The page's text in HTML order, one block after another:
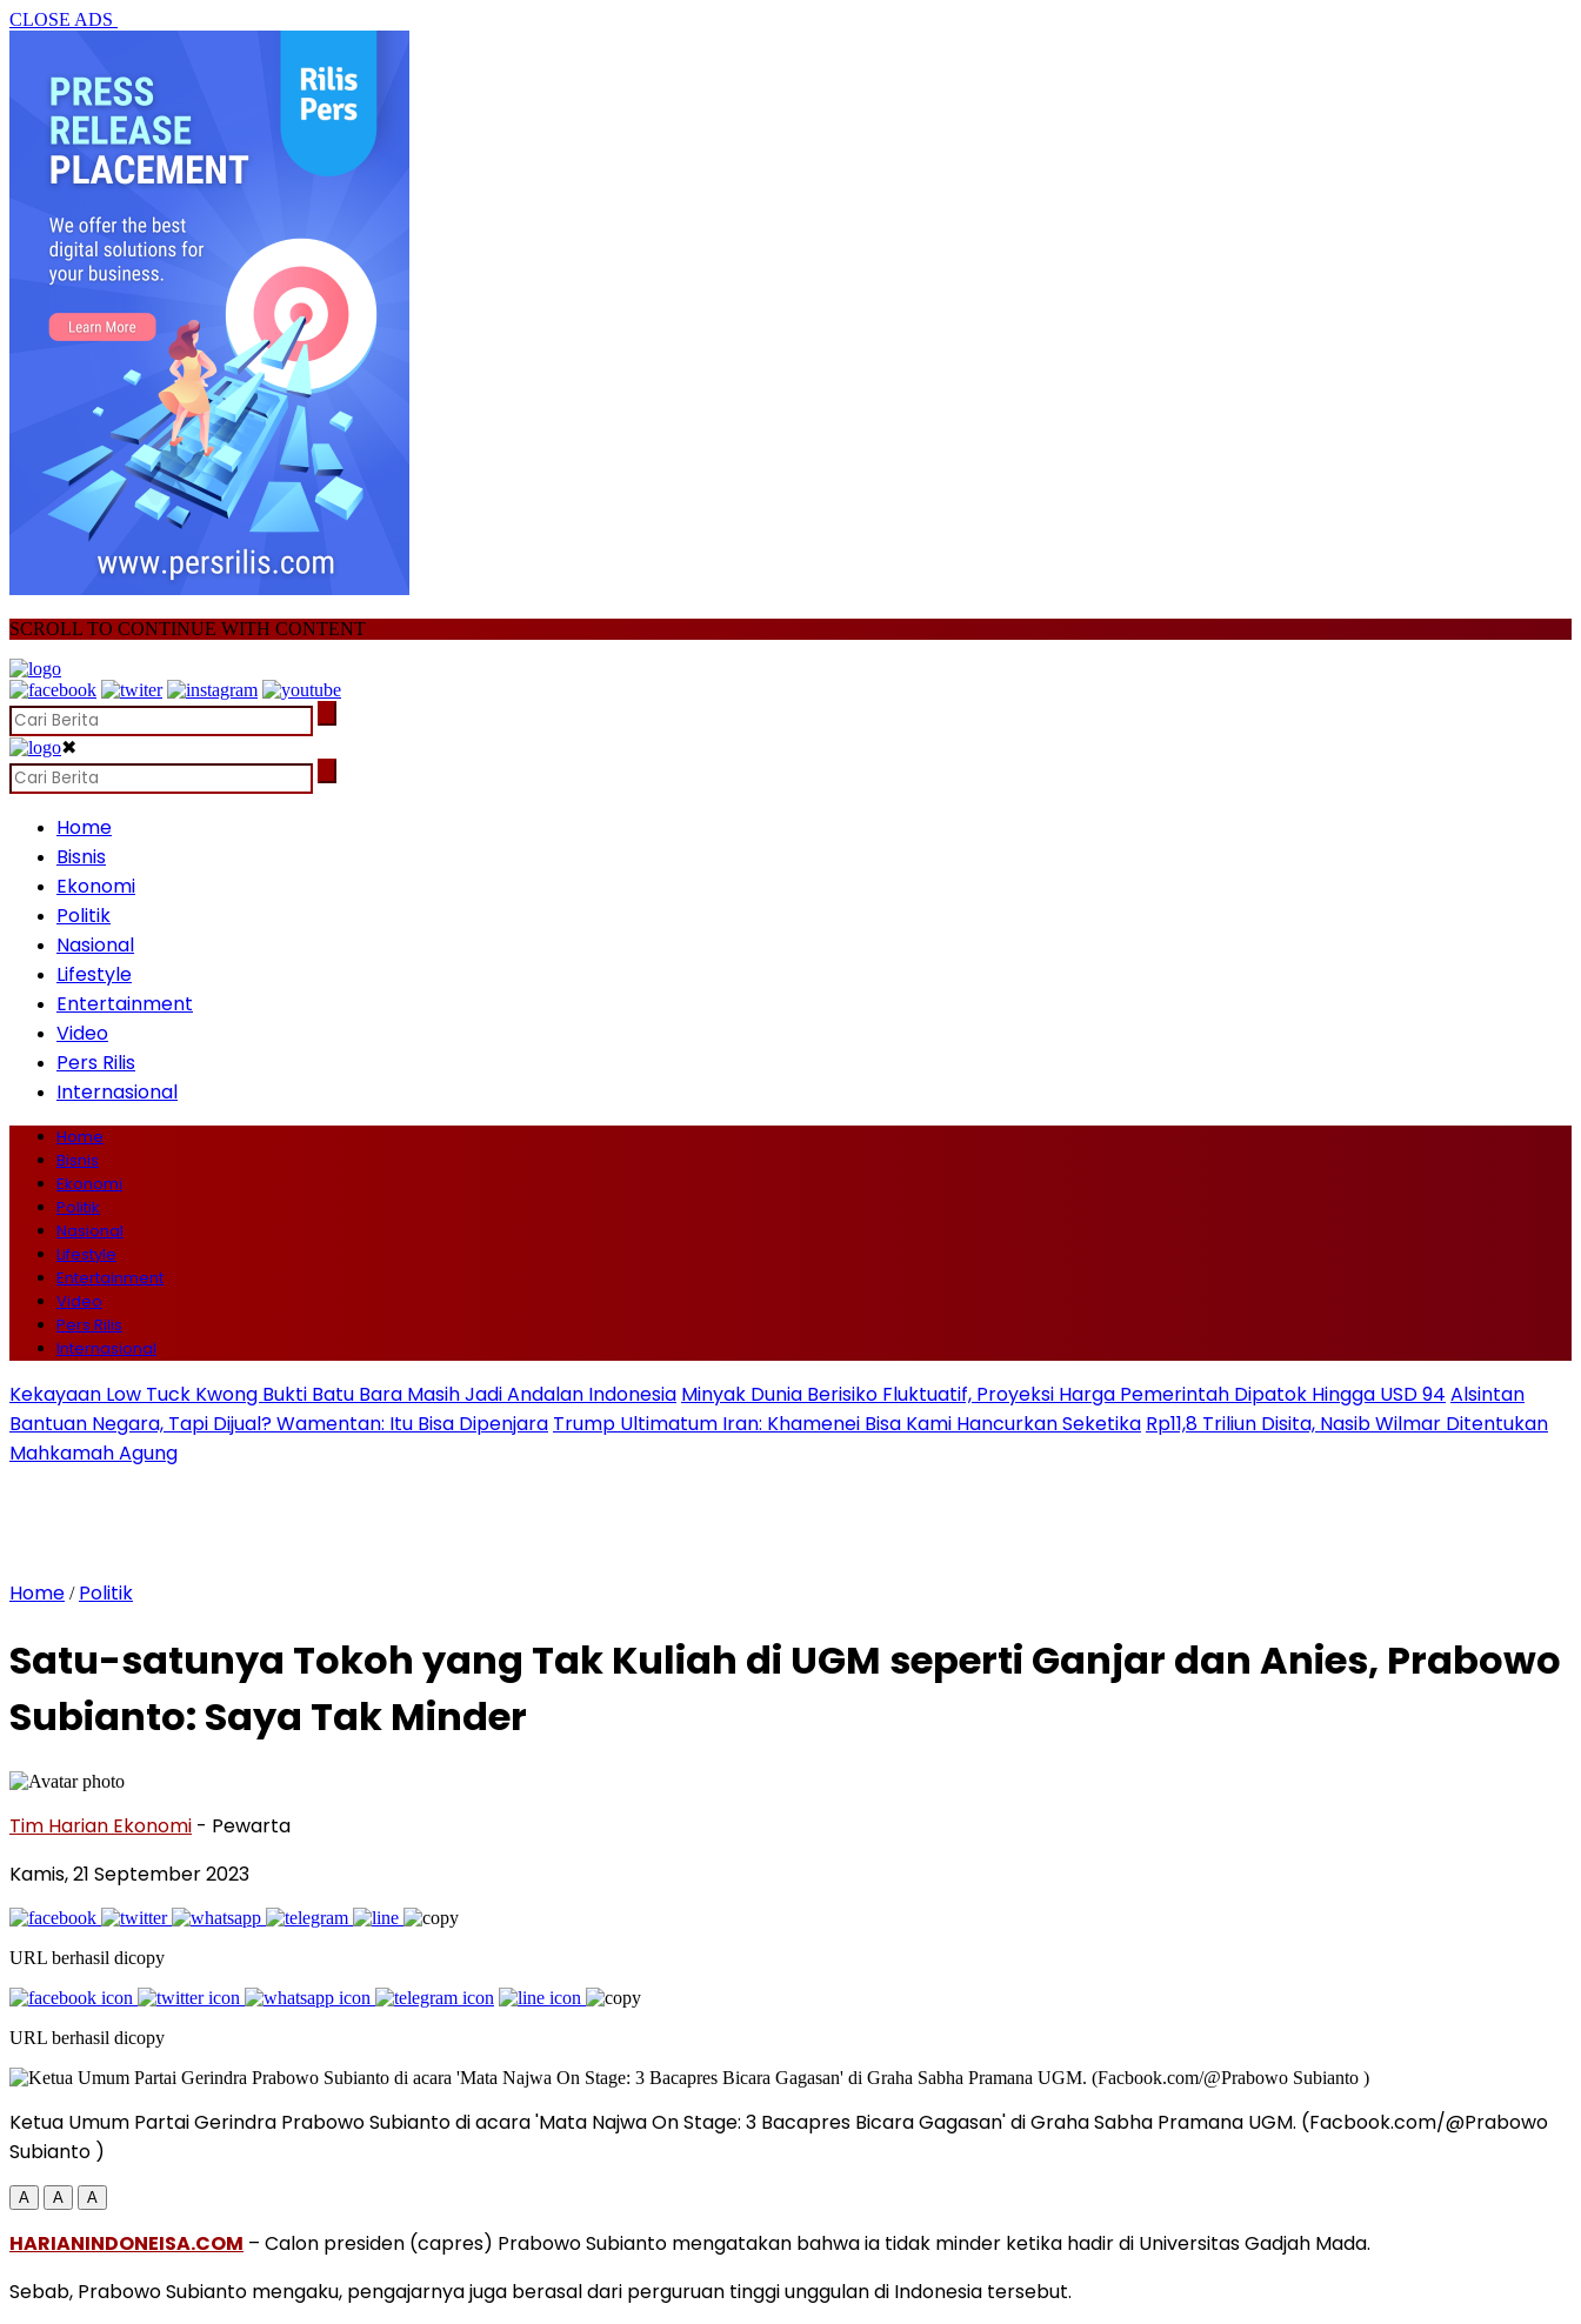
CLOSE ADS
SCROLL TO CONTINUE WITH CONTENT
✖
Home
Bisnis
Ekonomi
Politik
Nasional
Lifestyle
Entertainment
Video
Pers Rilis
Internasional
Home
Bisnis
Ekonomi
Politik
Nasional
Lifestyle
Entertainment
Video
Pers Rilis
Internasional
Kekayaan Low Tuck Kwong Bukti Batu Bara Masih Jadi Andalan Indonesia Minyak Dunia Berisiko Fluktuatif, Proyeksi Harga Pemerintah Dipatok Hingga USD 94 Alsintan
Bantuan Negara, Tapi Dijual? Wamentan: Itu Bisa Dipenjara Trump Ultimatum Iran: Khamenei Bisa Kami Hancurkan Seketika Rp11,8 Triliun Disita, Nasib Wilmar Ditentukan
Mahkamah Agung
Home / Politik
Satu-satunya Tokoh yang Tak Kuliah di UGM seperti Ganjar dan Anies, Prabowo
Subianto: Saya Tak Minder
Tim Harian Ekonomi - Pewarta
Kamis, 21 September 2023
URL berhasil dicopy
URL berhasil dicopy
Ketua Umum Partai Gerindra Prabowo Subianto di acara 'Mata Najwa On Stage: 3 Bacapres Bicara Gagasan' di Graha Sabha Pramana UGM. (Facbook.com/@Prabowo
Subianto )
A A A
HARIANINDONEISA.COM – Calon presiden (capres) Prabowo Subianto mengatakan bahwa ia tidak minder ketika hadir di Universitas Gadjah Mada.
Sebab, Prabowo Subianto mengaku, pengajarnya juga berasal dari perguruan tinggi unggulan di Indonesia tersebut.